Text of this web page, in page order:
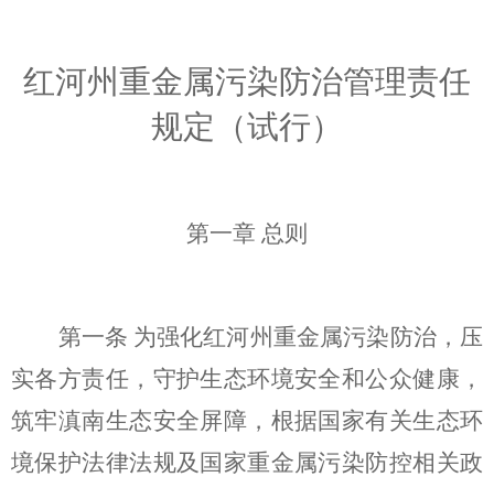
红河州重金属污染防治管理责任
规定 （试行）
第一章 总则
第一条 为强化红河州重金属污染防治，压
实各方责任，守护生态环境安全和公众健康，
筑牢滇南生态安全屏障，根据国家有关生态环
境保护法律法规及国家重金属污染防控相关政